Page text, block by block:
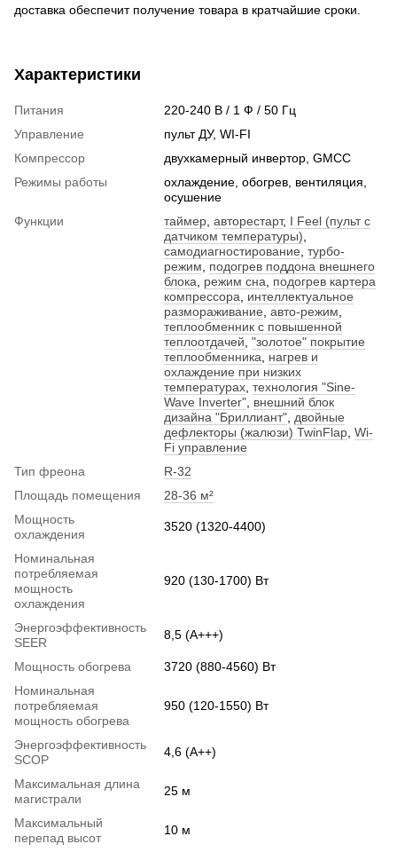
доставка обеспечит получение товара в кратчайшие сроки.
Характеристики
Питания
220-240 В / 1 Ф / 50 Гц
Управление
пульт ДУ, WI-FI
Компрессор
двухкамерный инвертор, GМСС
Режимы работы
охлаждение, обогрев, вентиляция,
осушение
Функции
таймер авторестарт, I Feel (пульт с
датчиком температуры)
самодиагностирование турбо-
режим
подогрев поддона внешнего
блока
режим сна
подогрев картера
компрессора
интеллектуальное
размораживание авто-режим
теплообменник с повышенной
теплоотдачей "золотое" покрытие
теплообменника
нагрев и
охлаждение при низких
температурах технология "Sine-
Wave Inverter" внешний блок
дизайна "Бриллиант" двойные
дефлекторы (жалюзи) TwinFlap Wi-
Fi управление
Тип фреона
R-32
Площадь помещения
28-36 м²
Мощность
охлаждения
3520 (1320-4400)
Номинальная
потребляемая
мощность
охлаждения
920 (130-1700) Вт
Энергоэффективность
SEER
8,5 (A+++)
Мощность обогрева
3720 (880-4560) Вт
Номинальная
потребляемая
мощность обогрева
950 (120-1550) Вт
Энергоэффективность
SCOP
4,6 (A++)
Максимальная длина
магистрали
25 м
Максимальный
перепад высот
10 м